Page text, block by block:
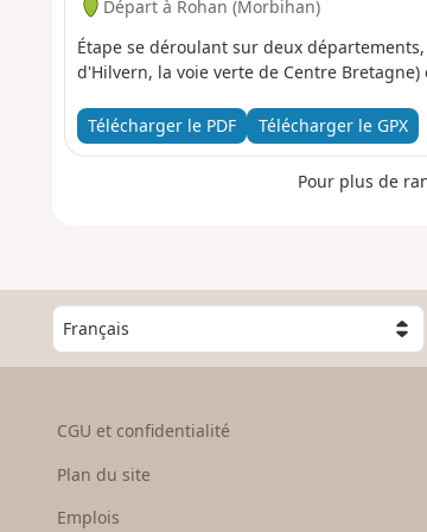
Départ à Rohan (Morbihan)
Étape se déroulant sur deux
d'Hilvern, la voie verte de Centre
Télécharger le PDF Télécharger le GPX
Pour plus de
C
o
s
e
CGU et confidentialité
Plan du site
Emplois